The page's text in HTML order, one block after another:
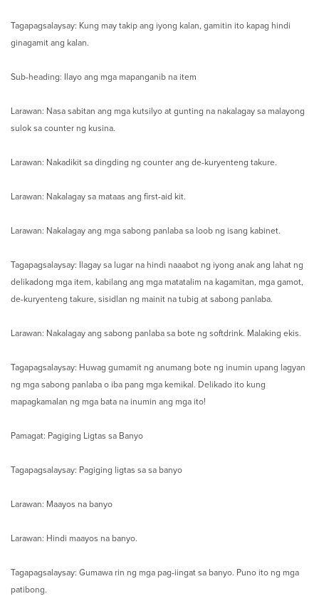
Tagapagsalaysay: Kung may takip ang iyong kalan, gamitin ito kapag hindi
ginagamit ang kalan.
Sub-heading: Ilayo ang mga mapanganib na item
Larawan: Nasa sabitan ang mga kutsilyo at gunting na nakalagay sa malayong
sulok sa counter ng kusina.
Larawan: Nakadikit sa dingding ng counter ang de-kuryenteng takure.
Larawan: Nakalagay sa mataas ang first-aid kit.
Larawan: Nakalagay ang mga sabong panlaba sa loob ng isang kabinet.
Tagapagsalaysay: Ilagay sa lugar na hindi naaabot ng iyong anak ang lahat ng
delikadong mga item, kabilang ang mga matatalim na kagamitan, mga gamot,
de-kuryenteng takure, sisidlan ng mainit na tubig at sabong panlaba.
Larawan: Nakalagay ang sabong panlaba sa bote ng softdrink. Malaking ekis.
Tagapagsalaysay: Huwag gumamit ng anumang bote ng inumin upang lagyan
ng mga sabong panlaba o iba pang mga kemikal. Delikado ito kung
mapagkamalan ng mga bata na inumin ang mga ito!
Pamagat: Pagiging Ligtas sa Banyo
Tagapagsalaysay: Pagiging ligtas sa sa banyo
Larawan: Maayos na banyo
Larawan: Hindi maayos na banyo.
Tagapagsalaysay: Gumawa rin ng mga pag-iingat sa banyo. Puno ito ng mga
patibong.